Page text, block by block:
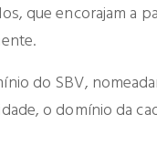
que encorajam a
do SBV,
o domínio da